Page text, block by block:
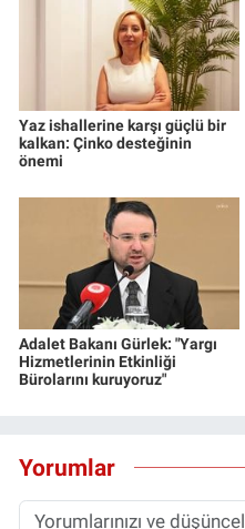
Yaz ishallerine karşı güçlü bir
kalkan: Çinko desteğinin
önemi
Adalet Bakanı Gürlek: "Yargı
Hizmetlerinin Etkinliği
Bürolarını kuruyoruz"
Yorumlar